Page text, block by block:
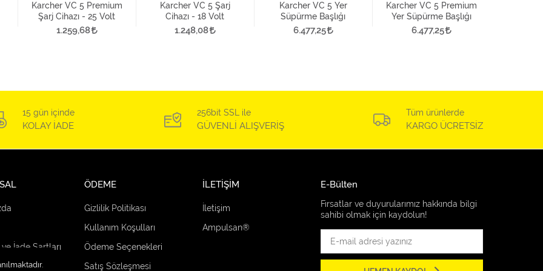
Karcher VC 5 Premium
Şarj Cihazı - 25 Volt
1.259,68
Karcher VC 5 Şarj
Cihazı - 18 Volt
1.248,08
Karcher VC 5 Yer
Süpürme Başlığı
6.477,25
Karcher VC 5 Premium
Yer Süpürme Başlığı
6.477,25
15 gün içinde
KOLAY İADE
256bit SSL ile
GÜVENLİ ALIŞVERİŞ
Tüm ürünlerde
KARGO ÜCRETSİZ
E-Bülten
Fırsatlar ve duyurularımız hakkında bilgi
sahibi olmak için kaydolun!
İade Şartları
ÖDEME
Gizlilik Politikası
Kullanım Koşulları
Ödeme Seçenekleri
Satış Sözleşmesi
İLETİŞİM
İletişim
Ampulsan®